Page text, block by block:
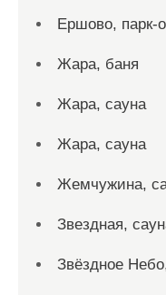
Ершово, парк-
Жара, баня
Жара, сауна
Жара, сауна
Жемчужина,
Звездная,
Звёздное